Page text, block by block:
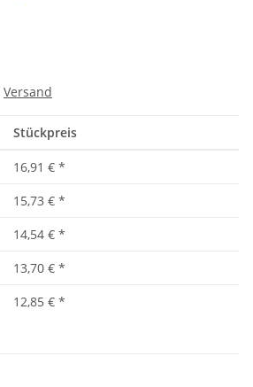
Versand
Stückpreis
16,91 € *
15,73 € *
14,54 € *
13,70 € *
12,85 € *